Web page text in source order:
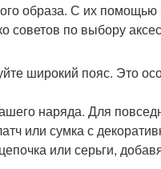
образа. С их
советов по выбору
широкий пояс. Это
наряда. Для
или сумка с
или серьги,